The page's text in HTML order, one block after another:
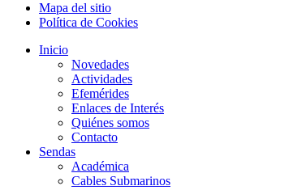
Mapa del sitio
Política de Cookies
Inicio
Novedades
Actividades
Efemérides
Enlaces de Interés
Quiénes somos
Contacto
Sendas
Académica
Cables Submarinos